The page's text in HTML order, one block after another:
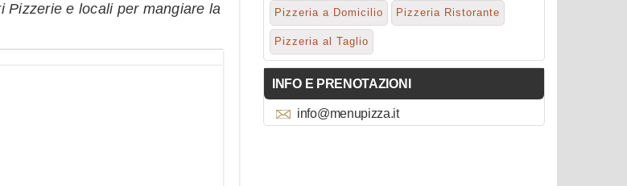
Pizzerie e locali per mangiare la
Pizzeria a Domicilio Pizzeria Ristorante
Pizzeria al Taglio
INFO E PRENOTAZIONI
info@menupizza.it